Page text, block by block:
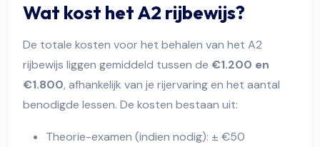
Wat kost het A2 rijbewijs?
De totale kosten voor het behalen van het A2
rijbewijs liggen gemiddeld tussen de €1.200 en
€1.800, afhankelijk van je rijervaring en het aantal
benodigde lessen. De kosten bestaan uit:
Theorie-examen (indien nodig): ± €50